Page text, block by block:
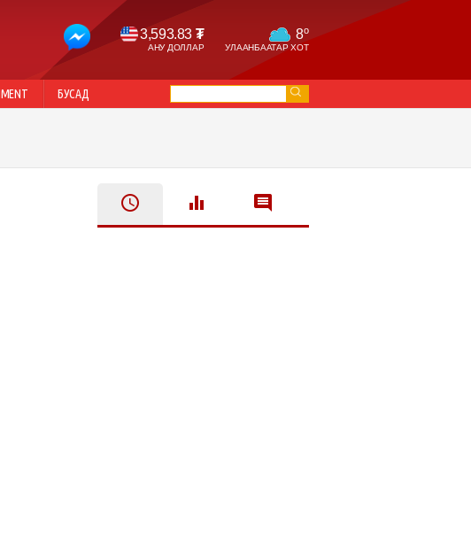
3,593.83 ₮
АНУ ДОЛЛАР
8o
УЛААНБААТАР ХОТ
БУСАД